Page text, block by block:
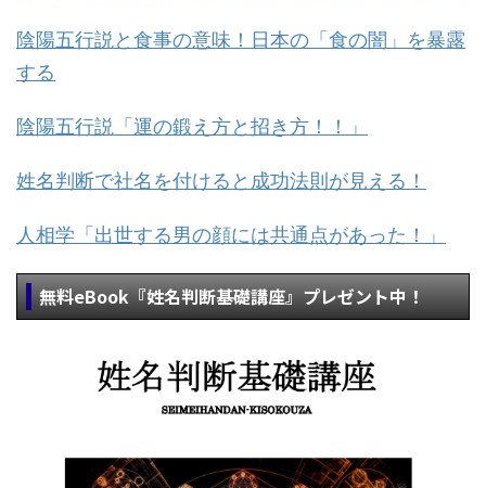
陰陽五行説と食事の意味！日本の「食の闇」を暴露
する
陰陽五行説「運の鍛え方と招き方！！」
姓名判断で社名を付けると成功法則が見える！
人相学「出世する男の顔には共通点があった！」
無料eBook『姓名判断基礎講座』プレゼント中！